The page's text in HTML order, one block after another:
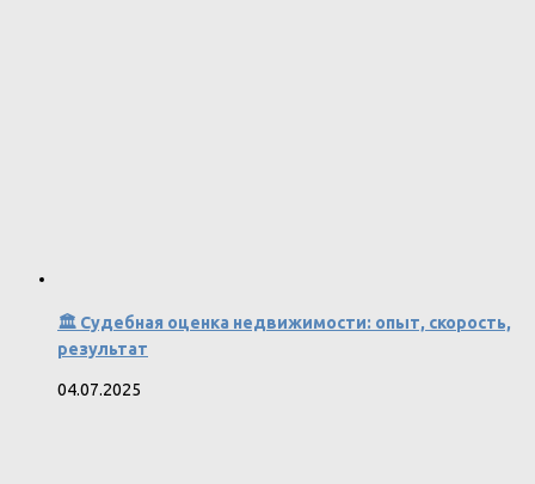
🏛 Судебная оценка недвижимости: опыт, скорость,
результат
04.07.2025